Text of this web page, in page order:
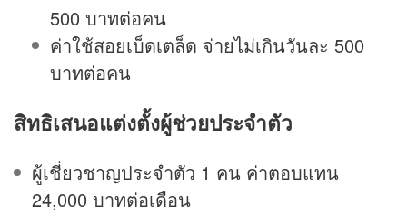
500 บาทต่อคน
ค่าใช้สอยเบ็ดเตล็ด จ่ายไม่เกินวันละ 500
บาทต่อคน
สิทธิเสนอแต่งตั้งผู้ช่วยประจำตัว
ผู้เชี่ยวชาญประจำตัว 1 คน ค่าตอบแทน
24,000 บาทต่อเดือน